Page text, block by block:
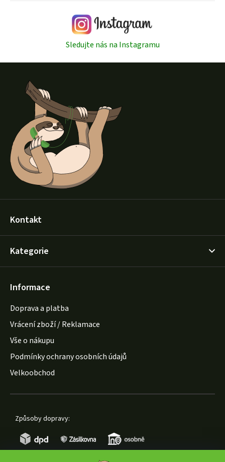
Sledujte nás na Instagramu
Kontakt
Kategorie
Informace
Doprava a platba
Vrácení zboží / Reklamace
Vše o nákupu
Podmínky ochrany osobních údajů
Velkoobchod
Způsoby dopravy: